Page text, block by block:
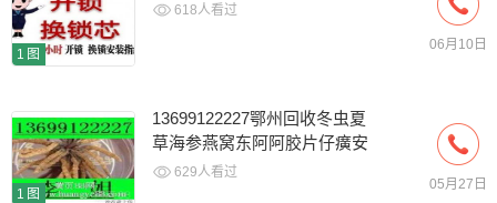
1图
618人看过
06月10日
1图
13699122227鄂州回收冬虫夏
草海参燕窝东阿阿胶片仔癀安
宫牛黄丸
629人看过
05月27日